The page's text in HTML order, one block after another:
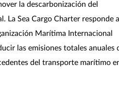
la descarbonización del
La Sea Cargo Charter responde
Marítima Internacional
las emisiones totales anuales
del transporte marítimo